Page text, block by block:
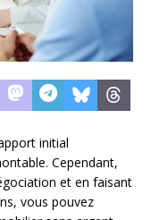
initial
Cependant,
et en faisant
vous pouvez